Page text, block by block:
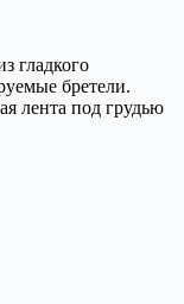
гладкого
бретели.
лента под грудью